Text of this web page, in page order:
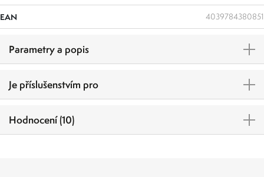
EAN 4039784380851
Parametry a popis
Je příslušenstvím pro
Hodnocení (10)